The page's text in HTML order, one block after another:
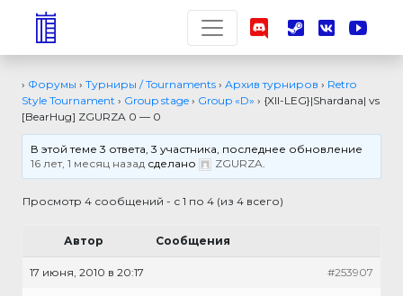
› Форумы › Турниры / Tournaments › Архив турниров › Retro
Style Tournament › Group stage › Group «D» › {XII-LEG}|Shardana| vs
[BearHug] ZGURZA 0 — 0
В этой теме 3 ответа, 3 участника, последнее обновление
16 лет, 1 месяц назад сделано ZGURZA.
Просмотр 4 сообщений - с 1 по 4 (из 4 всего)
Автор Сообщения
17 июня, 2010 в 20:17 #253907